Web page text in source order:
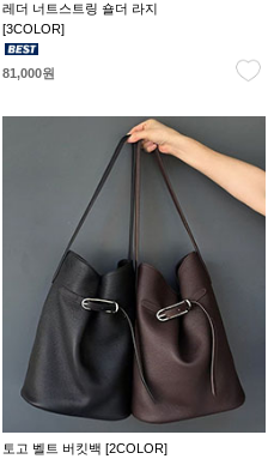
레더 너트스트링 숄더 라지
[3COLOR]
81,000원
토고 벨트 버킷백 [2COLOR]